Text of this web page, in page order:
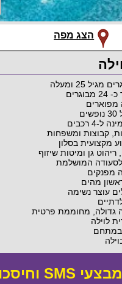
הצג מפה
25 ומעלה
4 רכבים
קבוצות ומשפחות
מקצועית בסלון
ריהוט גן ומיטות שיזוף
לסעודה המושלמת
מהים
עוצר נשימה
גדולה, מחוממת פרטית
לוילה
במתחם